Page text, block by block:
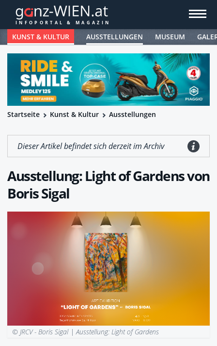
KUNST & KULTUR AUSSTELLUNGEN MUSEUM
Startseite Kunst & Kultur Ausstellungen
Dieser Artikel befindet sich derzeit im Archiv
Ausstellung: Light of Gardens von
Boris Sigal
© JRCV - Boris Sigal |Ausstellung: Light of Gardens